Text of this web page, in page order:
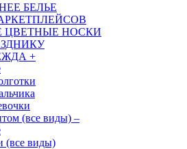
БЕЛЬЕ
ЦВЕТНЫЕ НОСКИ
+
(все виды) –
(все виды)